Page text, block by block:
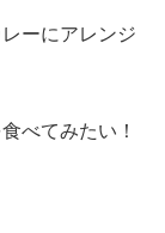
ーにアレンジ
べてみたい！